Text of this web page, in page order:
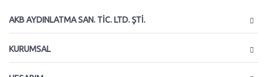
AKB AYDINLATMA SAN. TIC. LTD. ŞTI.
KURUMSAL